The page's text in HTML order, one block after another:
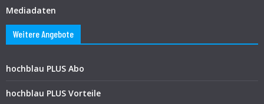
Mediadaten
Weitere Angebote
hochblau PLUS Abo
hochblau PLUS Vorteile